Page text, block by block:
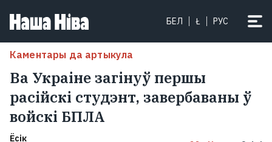
БЕЛ Ł РУС
Каментары да артыкула
Ва Украіне загінуў першы
расійскі студэнт, завербаваны ў
войскі БПЛА
Ёсік